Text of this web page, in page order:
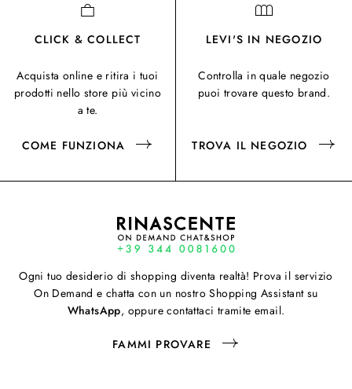
CLICK & COLLECT
Acquista online e ritira i tuoi
prodotti nello store più vicino
a te.
COME FUNZIONA
LEVI'S IN NEGOZIO
Controlla in quale negozio
puoi trovare questo brand.
TROVA IL NEGOZIO
Ogni tuo desiderio di shopping diventa realtà! Prova il servizio
On Demand e chatta con un nostro Shopping Assistant su
WhatsApp, oppure contattaci tramite email.
FAMMI PROVARE